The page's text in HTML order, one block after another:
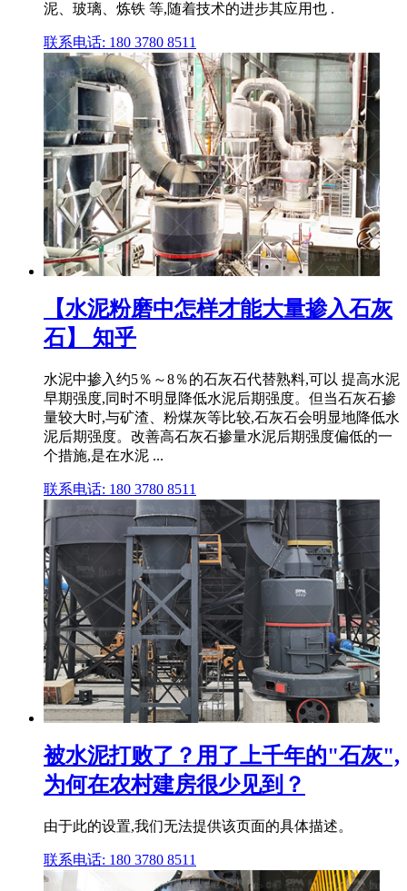
泥、玻璃、炼铁 等,随着技术的进步其应用也 .
联系电话: 180 3780 8511
【水泥粉磨中怎样才能大量掺入石灰
石】 知乎
水泥中掺入约5％～8％的石灰石代替熟料,可以 提高水泥
早期强度,同时不明显降低水泥后期强度。但当石灰石掺
量较大时,与矿渣、粉煤灰等比较,石灰石会明显地降低水
泥后期强度。改善高石灰石掺量水泥后期强度偏低的一
个措施,是在水泥 ...
联系电话: 180 3780 8511
被水泥打败了？用了上千年的"石灰",
为何在农村建房很少见到？
由于此的设置,我们无法提供该页面的具体描述。
联系电话: 180 3780 8511